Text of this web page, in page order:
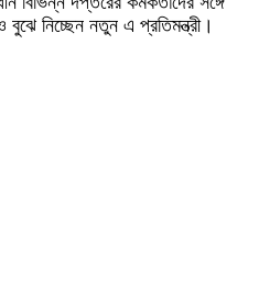
নিচ্ছেন নতুন এ প্রতিমন্ত্রী।